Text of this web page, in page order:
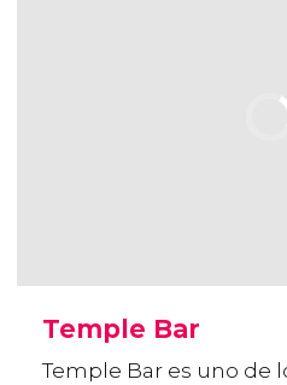
Temple Bar
Temple Bar es uno de